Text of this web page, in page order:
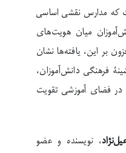
که مدارس نقشی اساسی
میان هویت‌های
بر این، یافته‌ها نشان
فرهنگی دانش‌آموزان،
در فضای آموزشی تقویت
، نویسنده و عضو